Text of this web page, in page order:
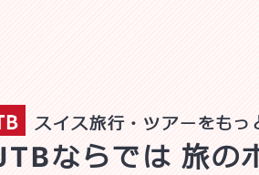
ならでは 旅の
スイス旅行・ツアーをもっ